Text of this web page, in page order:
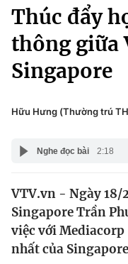
Chuyên mục
Chính trị
Xã hội
Pháp luật
Y tế
Thế giới
Tin tức
Thế giới đó đây
Kinh tế
Kinh tế
Thể thao
Truyền hình
Văn hóa - Giải trí
Y tế
Công nghệ
Thúc đẩy
thông giữa
Singapore
Hữu Hưng (Thường trú
Nghe đọc bài 2:18
VTV.vn - Ngày 18/
Singapore Trần
việc với
nhất của